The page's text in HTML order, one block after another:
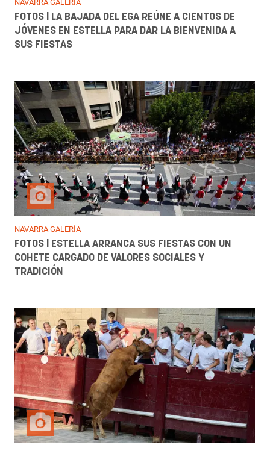
NAVARRA GALERÍA
FOTOS | LA BAJADA DEL EGA REÚNE A CIENTOS DE
JÓVENES EN ESTELLA PARA DAR LA BIENVENIDA A
SUS FIESTAS
NAVARRA GALERÍA
FOTOS | ESTELLA ARRANCA SUS FIESTAS CON UN
COHETE CARGADO DE VALORES SOCIALES Y
TRADICIÓN